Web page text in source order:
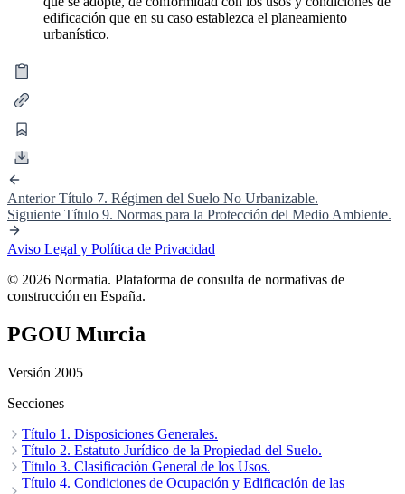
edificación que en su caso establezca el planeamiento
urbanístico.
Anterior Título 7. Régimen del Suelo No Urbanizable.
Siguiente Título 9. Normas para la Protección del Medio Ambiente.
Aviso Legal y Política de Privacidad
© 2026 Normatia. Plataforma de consulta de normativas de
construcción en España.
PGOU Murcia
Versión 2005
Secciones
Título 1. Disposiciones Generales.
Capítulo 1. Alcance y Vigencia del Presente Plan General.
2. Desarrollo del Plan General.Capítulo 3. Licencias.
Título 2. Estatuto Jurídico de la Propiedad del Suelo.
Capítulo 1. Derechos y Deberes. Capítulo 2. Régimen de División
de Fincas.Capítulo 3. Edificaciones Fuera de Ordenación.Capítulo
Título 3. Clasificación General de los Usos.
Capítulo 1. Aplicación y Tipos de Usos.Capítulo 2. Condiciones
Título 4. Condiciones de Ocupación y Edificación de las